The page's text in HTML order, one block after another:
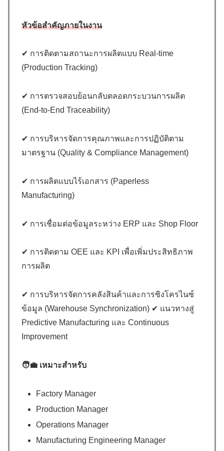
หัวข้อสำคัญภายในงาน
✔ การติดตามสถานะการผลิตแบบ Real-time
(Production Tracking)
✔ การตรวจสอบย้อนกลับตลอดกระบวนการผลิต
(End-to-End Traceability)
✔ การบริหารจัดการคุณภาพและการปฏิบัติตาม
มาตรฐาน (Quality & Compliance Management)
✔ การผลิตแบบไร้เอกสาร (Paperless
Manufacturing)
✔ การเชื่อมต่อข้อมูลระหว่าง ERP และ Shop Floor
✔ การติดตาม OEE และ KPI เพื่อเพิ่มประสิทธิภาพ
การผลิต
✔ การบริหารจัดการคลังสินค้าและการซิงโครไนซ์
ข้อมูล (Warehouse Synchronization) ✔ แนวทางสู่
Predictive Manufacturing และ Continuous
Improvement
🧑‍💼 เหมาะสำหรับ
Factory Manager
Production Manager
Operations Manager
Manufacturing Engineering Manager